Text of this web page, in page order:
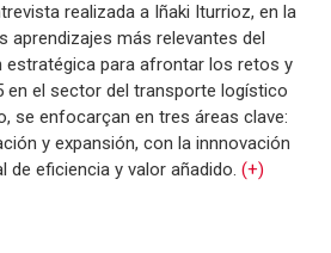
realizada a Iñaki Iturrioz, en la
aprendizajes más relevantes del
estratégica para afrontar los retos y
en el sector del transporte logístico
se enfocarçan en tres áreas clave:
y expansión, con la innnovación
de eficiencia y valor añadido. (+)